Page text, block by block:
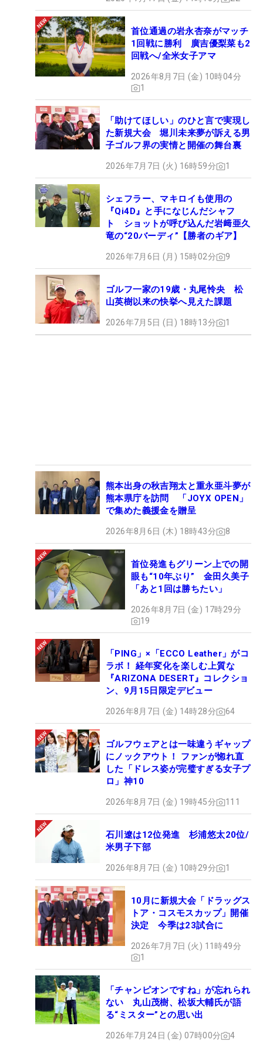
首位通過の岩永杏奈がマッチ
1回戦に勝利 廣吉優梨菜も2
回戦へ/全米女子アマ
2026年8月7日 (金) 10時04分
1
「助けてほしい」のひと言で実現し
た新規大会 堀川未来夢が訴える男
子ゴルフ界の実情と開催の舞台裏
2026年7月7日 (火) 16時59分 1
シェフラー、マキロイも使用の
『Qi4D』と手になじんだシャフ
ト ショットが呼び込んだ岩﨑亜久
竜の“20バーディ”【勝者のギア】
2026年7月6日 (月) 15時02分 9
ゴルフ一家の19歳・丸尾怜央 松
山英樹以来の快挙へ見えた課題
2026年7月5日 (日) 18時13分 1
熊本出身の秋吉翔太と重永亜斗夢が
熊本県庁を訪問 「JOYX OPEN」
で集めた義援金を贈呈
2026年8月6日 (木) 18時43分 8
首位発進もグリーン上での開
眼も“10年ぶり” 金田久美子
「あと1回は勝ちたい」
2026年8月7日 (金) 17時29分
19
「PING」×「ECCO Leather」がコ
ラボ！ 経年変化を楽しむ上質な
『ARIZONA DESERT』コレクショ
ン、9月15日限定デビュー
2026年8月7日 (金) 14時28分 64
ゴルフウェアとは一味違うギャップ
にノックアウト！ ファンが惚れ直
した「ドレス姿が完璧すぎる女子プ
ロ」神10
2026年8月7日 (金) 19時45分 111
石川遼は12位発進 杉浦悠太20位/
米男子下部
2026年8月7日 (金) 10時29分 1
10月に新規大会「ドラッグス
トア・コスモスカップ」開催
決定 今季は23試合に
2026年7月7日 (火) 11時49分
1
「チャンピオンですね」が忘れられ
ない 丸山茂樹、松坂大輔氏が語
る“ミスター”との思い出
2026年7月24日 (金) 07時00分 4